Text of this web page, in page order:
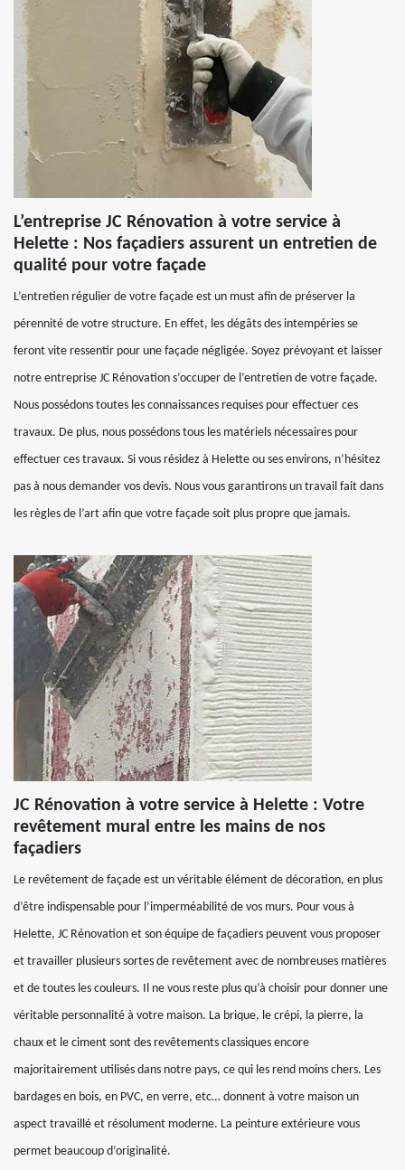
L’entreprise JC Rénovation à votre service à
Helette : Nos façadiers assurent un entretien de
qualité pour votre façade
L’entretien régulier de votre façade est un must afin de préserver la
pérennité de votre structure. En effet, les dégâts des intempéries se
feront vite ressentir pour une façade négligée. Soyez prévoyant et laisser
notre entreprise JC Rénovation s’occuper de l’entretien de votre façade.
Nous possédons toutes les connaissances requises pour effectuer ces
travaux. De plus, nous possédons tous les matériels nécessaires pour
effectuer ces travaux. Si vous résidez à Helette ou ses environs, n’hésitez
pas à nous demander vos devis. Nous vous garantirons un travail fait dans
les règles de l’art afin que votre façade soit plus propre que jamais.
JC Rénovation à votre service à Helette : Votre
revêtement mural entre les mains de nos
façadiers
Le revêtement de façade est un véritable élément de décoration, en plus
d’être indispensable pour l’imperméabilité de vos murs. Pour vous à
Helette, JC Rénovation et son équipe de façadiers peuvent vous proposer
et travailler plusieurs sortes de revêtement avec de nombreuses matières
et de toutes les couleurs. Il ne vous reste plus qu’à choisir pour donner une
véritable personnalité à votre maison. La brique, le crépi, la pierre, la
chaux et le ciment sont des revêtements classiques encore
majoritairement utilisés dans notre pays, ce qui les rend moins chers. Les
bardages en bois, en PVC, en verre, etc… donnent à votre maison un
aspect travaillé et résolument moderne. La peinture extérieure vous
permet beaucoup d’originalité.